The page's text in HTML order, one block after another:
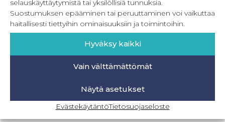
selauskäyttäytymistä tai yksilöllisiä tunnuksia.
Suostumuksen epääminen tai peruuttaminen voi vaikuttaa
haitallisesti tiettyihin ominaisuuksiin ja toimintoihin.
Hyväksy kaikki
Vain välttämättömät
Näytä asetukset
EvästekäytäntöTietosuojaseloste
Onnistu joustavien vaatteiden ompelussa
Laakasauman ompelu saumurilla
Retkeilyhousujen materiaalit ja tarvikkeet
BLOGI-SIVULLE